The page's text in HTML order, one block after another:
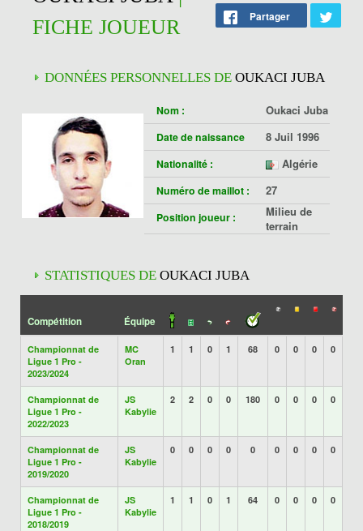
FICHE JOUEUR
Partager
DONNÉES PERSONNELLES DE OUKACI JUBA
Nom : Oukaci Juba
Date de naissance 8 Juil 1996
Nationalité : Algérie
Numéro de maillot : 27
Position joueur :
Milieu de
terrain
STATISTIQUES DE OUKACI JUBA
Compétition Équipe
Championnat de
Ligue 1 Pro -
2023/2024
MC
Oran
1 1 0 1 68 0 0 0 0
Championnat de
Ligue 1 Pro -
2022/2023
JS
Kabylie
2 2 0 0 180 0 0 0 0
Championnat de
Ligue 1 Pro -
2019/2020
JS
Kabylie
0 0 0 0 0 0 0 0 0
Championnat de
Ligue 1 Pro -
2018/2019
JS
Kabylie
1 1 0 1 64 0 0 0 0